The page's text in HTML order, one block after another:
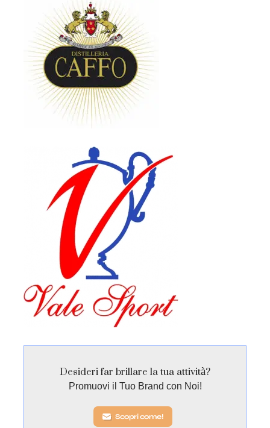
Desideri far brillare la tua attività?
Promuovi il Tuo Brand con Noi!
Scopri come!